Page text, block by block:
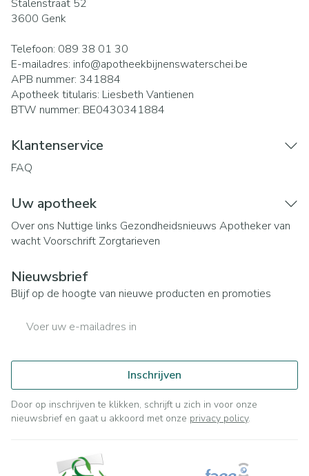
Stalenstraat 52
3600 Genk
Telefoon: 089 38 01 30
E-mailadres: info@apotheekbijnenswaterschei.be
APB nummer: 341884
Apotheek titularis: Liesbeth Vantienen
BTW nummer: BE0430341884
Klantenservice
FAQ
Uw apotheek
Over ons Nuttige links Gezondheidsnieuws Apotheker van
wachtVoorschrift Zorgtarieven
Nieuwsbrief
Blijf op de hoogte van nieuwe producten en promoties
Inschrijven
Door op inschrijven te klikken, schrijft u zich in voor onze
nieuwsbrief en gaat u akkoord met onze privacy policy.